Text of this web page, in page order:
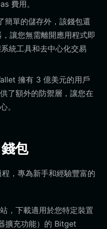
費用。
簡單的儲存外，該錢包還
讓您無需離開應用程式即
統工具和去中心化交易
擁有 3 億美元的用戶
了額外的防禦層，讓您在
。
包
，專為新手和經驗豐富的
，下載適用於您特定裝置
擴充功能）的 Bitget